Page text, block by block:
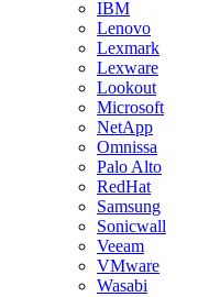
IBM
Lenovo
Lexmark
Lexware
Lookout
Microsoft
NetApp
Omnissa
Palo Alto
RedHat
Samsung
Sonicwall
Veeam
VMware
Wasabi